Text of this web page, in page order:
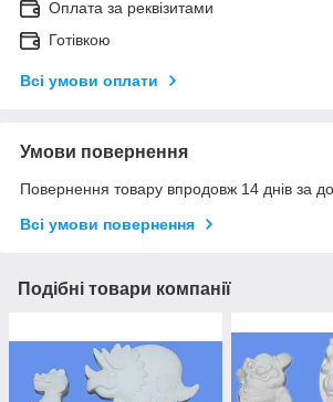
Оплата за реквізитами
Готівкою
Всі умови оплати
Умови повернення
Повернення товару впродовж 14 днів за
Всі умови повернення
Подібні товари компанії